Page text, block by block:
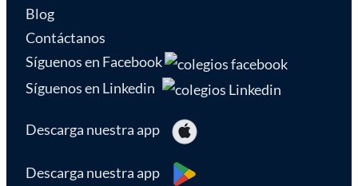
Blog
Contáctanos
Síguenos en Facebook
Síguenos en Linkedin
Descarga nuestra app
Descarga nuestra app